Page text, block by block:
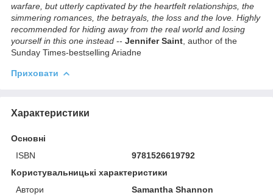
warfare, but utterly captivated by the heartfelt relationships, the
simmering romances, the betrayals, the loss and the love. Highly
recommended for hiding away from the real world and losing
yourself in this one instead -- Jennifer Saint , author of the
Sunday Times-bestselling Ariadne
Приховати
Характеристики
Основні
ISBN
9781526619792
Користувальницькі характеристики
Автори
Samantha Shannon